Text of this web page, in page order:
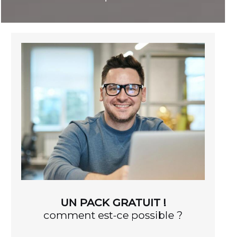
UN PACK GRATUIT !
comment est-ce possible ?